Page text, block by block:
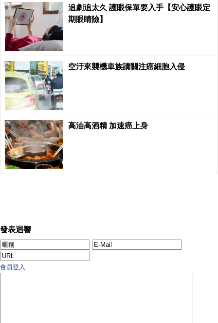
追劇追太久 護眼保單要入手【安心護眼定
期眼睛險】
PR
空汙來襲機車族請關注癌細胞入侵
PR
高油高酒精 加速癌上身
PR
發表迴響
會員登入